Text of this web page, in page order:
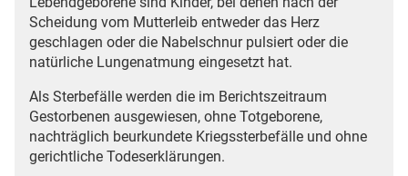
Scheidung vom Mutterleib entweder das Herz
geschlagen oder die Nabelschnur pulsiert oder die
natürliche Lungenatmung eingesetzt hat.
Als Sterbefälle werden die im Berichtszeitraum
Gestorbenen ausgewiesen, ohne Totgeborene,
nachträglich beurkundete Kriegssterbefälle und ohne
gerichtliche Todeserklärungen.